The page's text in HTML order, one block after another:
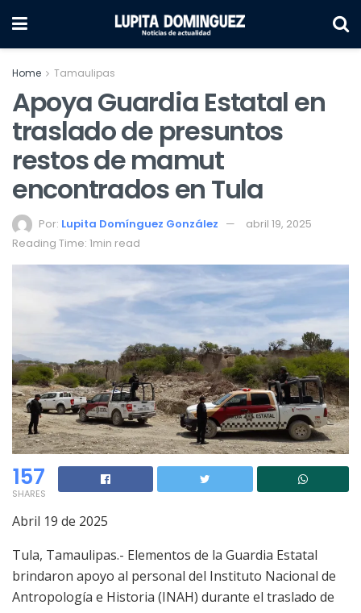
Home Tamaulipas
Apoya Guardia Estatal en
traslado de presuntos
restos de mamut
encontrados en Tula
Por: Lupita Domínguez González
abril 19, 2025
Reading Time: 1min read
157
SHARES
Abril 19 de 2025
Tula, Tamaulipas.- Elementos de la Guardia Estatal
brindaron apoyo al personal del Instituto Nacional de
Antropología e Historia (INAH) durante el traslado de